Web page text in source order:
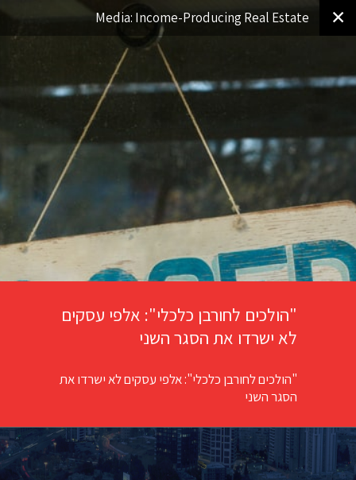
✕
Media: Income-Producing Real Estate
"הולכים לחורבן כלכלי": אלפי עסקים
לא ישרדו את הסגר השני
"הולכים לחורבן כלכלי": אלפי עסקים לא ישרדו את
הסגר השני